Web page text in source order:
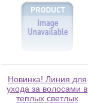
Новинка! Линия для
ухода за волосами в
теплых светлых